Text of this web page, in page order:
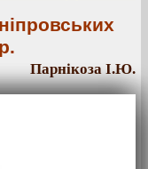
Парнікоза І.Ю.